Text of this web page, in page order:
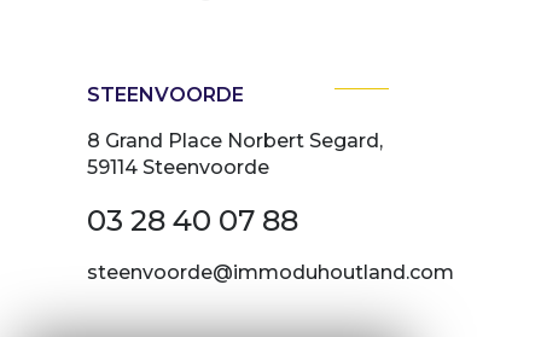
STEENVOORDE
8 Grand Place Norbert Segard,
59114 Steenvoorde
03 28 40 07 88
steenvoorde@immoduhoutland.com